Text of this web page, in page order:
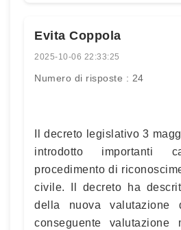
Evita Coppola
2025-10-06 22:33:25
Numero di risposte : 24
Il decreto legislativo 3
introdotto importanti
procedimento di
civile. Il decreto ha
della nuova
conseguente valutazione